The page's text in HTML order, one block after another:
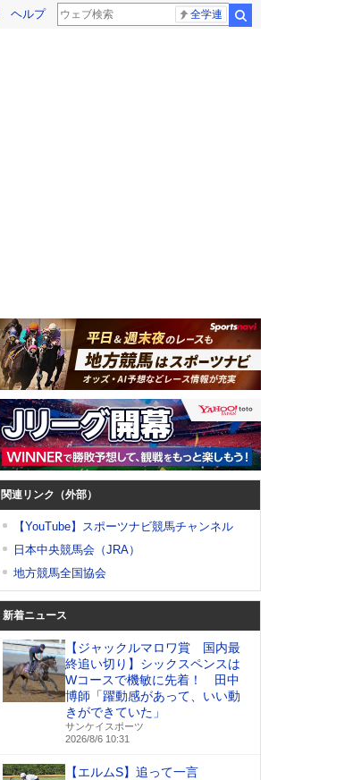
ヘルプ 全学連
関連リンク（外部）
【YouTube】スポーツナビ競馬チャンネル
日本中央競馬会（JRA）
地方競馬全国協会
新着ニュース
【ジャックルマロワ賞 国内最
終追い切り】シックスペンスは
Wコースで機敏に先着！ 田中
博師「躍動感があって、いい動
きができていた」
サンケイスポーツ
2026/8/6 10:31
【エルムS】追って一言